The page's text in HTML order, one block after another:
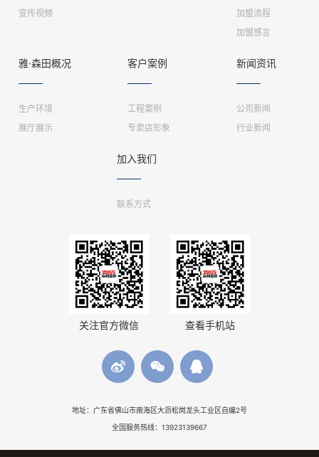
宣传视频
加盟流程
加盟感言
雅·森田概况
生产环境
展厅展示
客户案例
工程案例
专卖店形象
新闻资讯
公司新闻
行业新闻
加入我们
联系方式
关注官方微信 查看手机站
地址：广东省佛山市南海区大沥松岗龙头工业区自编2号
全国服务热线：13923139667